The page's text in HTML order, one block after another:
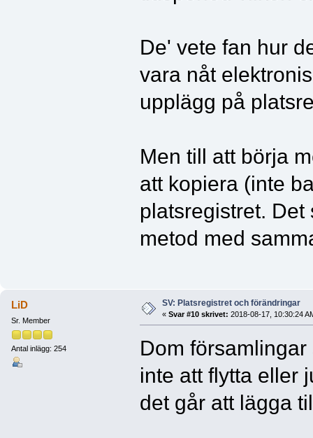
De' vete fan hur
vara nåt
upplägg på
Men till att börja
att kopiera (inte
platsregistret.
metod med
LiD
Sr. Member
Antal inlägg: 254
SV: Platsregistret och förändringar
« Svar #10 skrivet: 2018-08-17, 10:30:24
Dom
inte att flytta eller
det går att lägga